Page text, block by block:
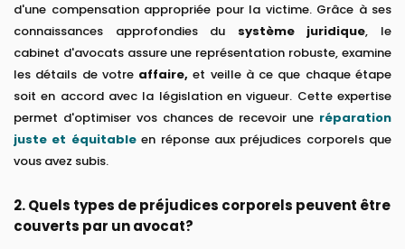
d'une compensation appropriée pour la victime. Grâce à ses
connaissances approfondies du système juridique, le
cabinet d'avocats assure une représentation robuste, examine
les détails de votre affaire, et veille à ce que chaque étape
soit en accord avec la législation en vigueur. Cette expertise
permet d'optimiser vos chances de recevoir une réparation
juste et équitableen réponse aux préjudices corporels que
vous avez subis.
2. Quels types de préjudices corporels peuvent être
couverts par un avocat?